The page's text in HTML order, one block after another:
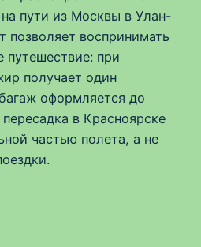
пути из Москвы в Улан-
позволяет воспринимать
путешествие: при
получает один
оформляется до
в Красноярске
частью полета, а не